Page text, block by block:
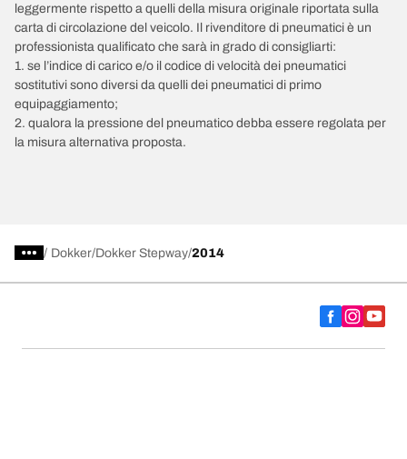
leggermente rispetto a quelli della misura originale riportata sulla
carta di circolazione del veicolo. Il rivenditore di pneumatici è un
professionista qualificato che sarà in grado di consigliarti:
1. se l’indice di carico e/o il codice di velocità dei pneumatici
sostitutivi sono diversi da quelli dei pneumatici di primo
equipaggiamento;
2. qualora la pressione del pneumatico debba essere regolata per
la misura alternativa proposta.
/ Dokker Dokker Stepway 2014